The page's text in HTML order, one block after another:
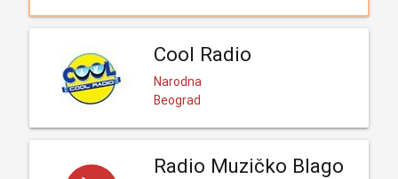
Cool Radio
Narodna
Beograd
Radio Muzičko Blago